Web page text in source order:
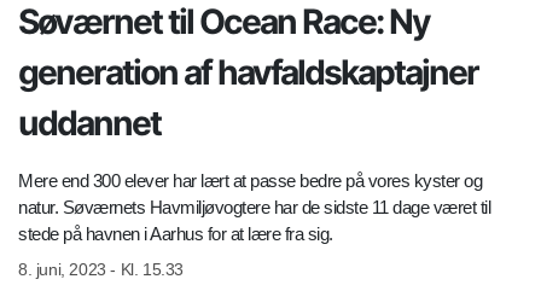
Søværnet til Ocean Race: Ny
generation af havfaldskaptajner
uddannet
Mere end 300 elever har lært at passe bedre på vores kyster og
natur. Søværnets Havmiljøvogtere har de sidste 11 dage været til
stede på havnen i Aarhus for at lære fra sig.
8. juni, 2023 - Kl. 15.33